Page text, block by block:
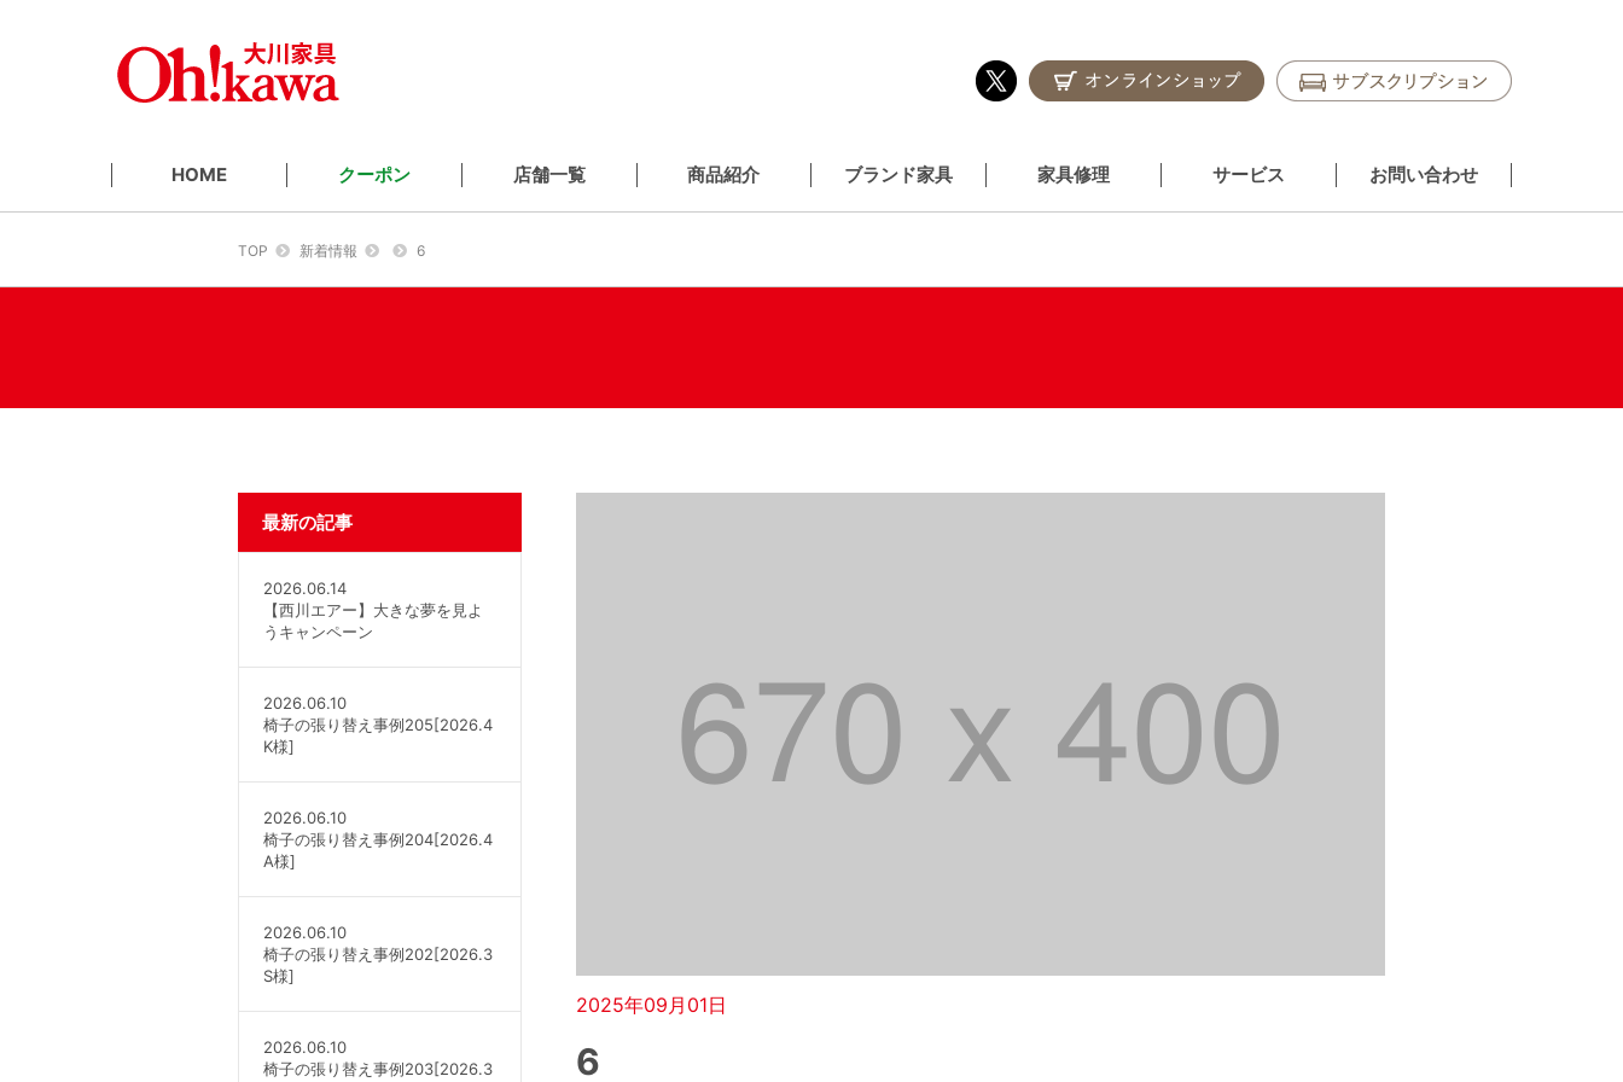
HOME クーポン 店舗一覧 商品紹介 ブランド家具 家具修理 サービス お問い合わせ
TOP 新着情報 6
2025年09月01日
6
最新の記事
2026.06.14
【西川エアー】大きな夢を見よ
うキャンペーン
2026.06.10
椅子の張り替え事例205[2026.4
K様]
2026.06.10
椅子の張り替え事例204[2026.4
A様]
2026.06.10
椅子の張り替え事例202[2026.3
S様]
2026.06.10
椅子の張り替え事例203[2026.3